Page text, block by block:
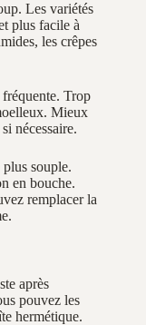
Les variétés
plus facile à
les crêpes
fréquente. Trop
Mieux
nécessaire.
souple.
en bouche.
remplacer la
après
pouvez les
hermétique.